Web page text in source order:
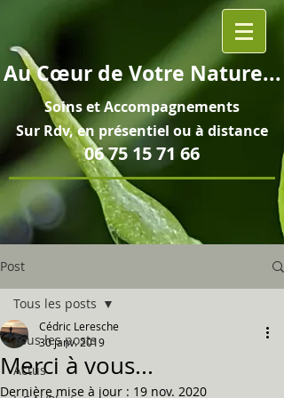
AuCœurde Votre Nature...
Soins etAccompagnements
Sur Rdv, en présentiel ou à distance
06 75 15 71 66
Post
Tous les posts
Actus
Tous les posts
Merci à vous...
Cédric Leresche
30 janv. 2019
Dernière mise à jour : 19 nov. 2020